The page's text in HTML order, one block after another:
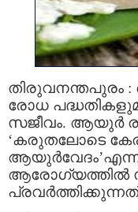
തിരുവനന്തപുരം
രോധ
സജീവം. ആയുർ
‘കരുതലോടെ
ആരോഗ്യത്തിൽ